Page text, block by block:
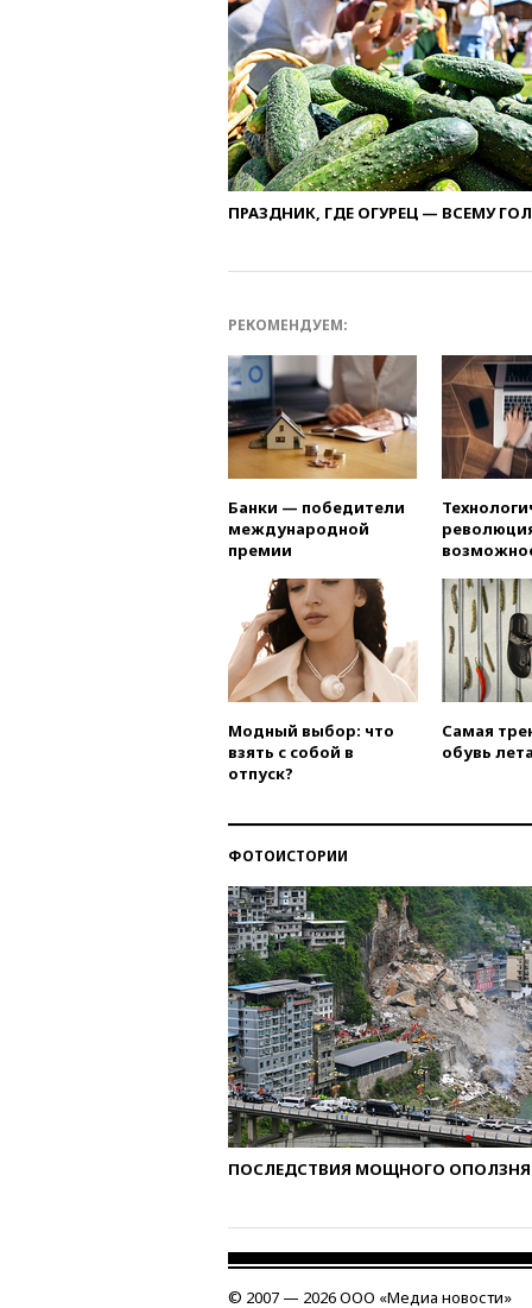
ПРАЗДНИК, ГДЕ ОГУРЕЦ — ВСЕМУ
РЕКОМЕНДУЕМ:
Банки — победители
международной
премии
Модный выбор: что
взять с собой в
отпуск?
Самая
обувь
ФОТОИСТОРИИ
ПОСЛЕДСТВИЯ МОЩНОГО ОПОЛЗНЯ
© 2007 — 2026 ООО «Медиа новости»